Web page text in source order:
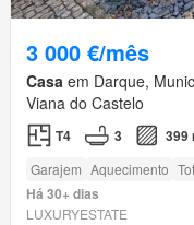
3 000 €/mês
Casa em Darque,
Viana do Castelo
T4 3 399
Garajem Aquecimento
Há 30+ dias
LUXURYESTATE